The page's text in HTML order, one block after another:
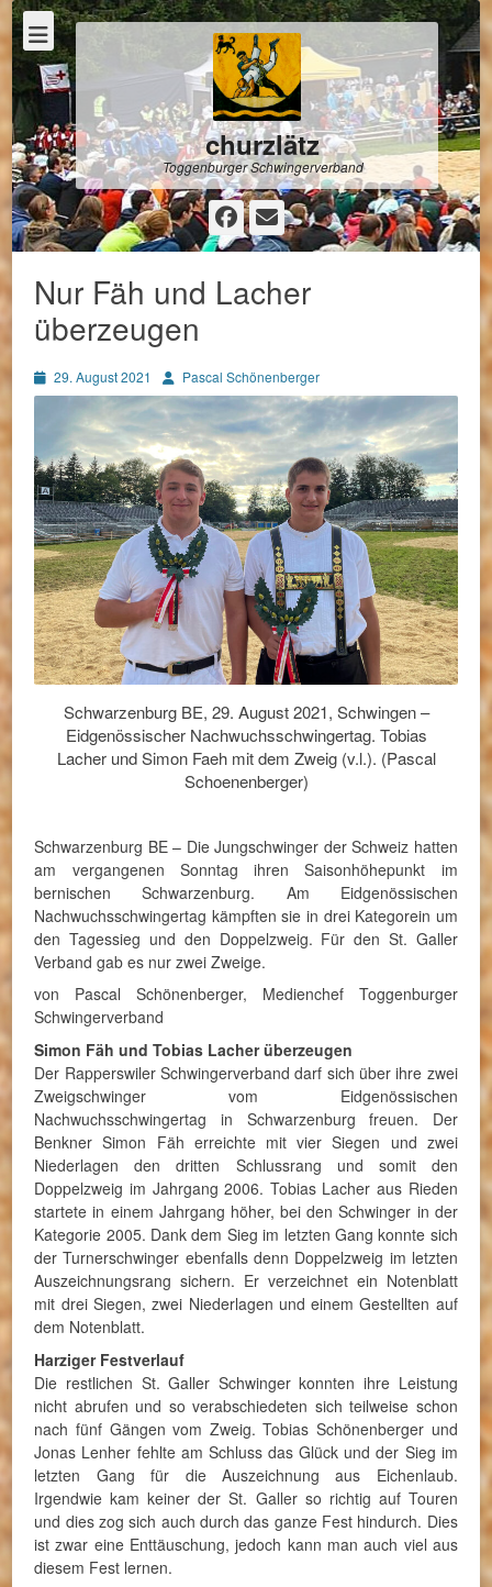
churzlätz
Toggenburger Schwingerverband
Facebook
E-
Mail
Nur Fäh und Lacher
überzeugen
Posted
on
29. August 2021 AutorPascal Schönenberger
Schwarzenburg BE, 29. August 2021, Schwingen –
Eidgenössischer Nachwuchsschwingertag. Tobias
Lacher und Simon Faeh mit dem Zweig (v.l.). (Pascal
Schoenenberger)
Schwarzenburg BE – Die Jungschwinger der Schweiz hatten
am vergangenen Sonntag ihren Saisonhöhepunkt im
bernischen Schwarzenburg. Am Eidgenössischen
Nachwuchsschwingertag kämpften sie in drei Kategorein um
den Tagessieg und den Doppelzweig. Für den St. Galler
Verband gab es nur zwei Zweige.
von Pascal Schönenberger, Medienchef Toggenburger
Schwingerverband
Simon Fäh und Tobias Lacher überzeugen
Der Rapperswiler Schwingerverband darf sich über ihre zwei
Zweigschwinger vom Eidgenössischen
Nachwuchsschwingertag in Schwarzenburg freuen. Der
Benkner Simon Fäh erreichte mit vier Siegen und zwei
Niederlagen den dritten Schlussrang und somit den
Doppelzweig im Jahrgang 2006. Tobias Lacher aus Rieden
startete in einem Jahrgang höher, bei den Schwinger in der
Kategorie 2005. Dank dem Sieg im letzten Gang konnte sich
der Turnerschwinger ebenfalls denn Doppelzweig im letzten
Auszeichnungsrang sichern. Er verzeichnet ein Notenblatt
mit drei Siegen, zwei Niederlagen und einem Gestellten auf
dem Notenblatt.
Harziger Festverlauf
Die restlichen St. Galler Schwinger konnten ihre Leistung
nicht abrufen und so verabschiedeten sich teilweise schon
nach fünf Gängen vom Zweig. Tobias Schönenberger und
Jonas Lenher fehlte am Schluss das Glück und der Sieg im
letzten Gang für die Auszeichnung aus Eichenlaub.
Irgendwie kam keiner der St. Galler so richtig auf Touren
und dies zog sich auch durch das ganze Fest hindurch. Dies
ist zwar eine Enttäuschung, jedoch kann man auch viel aus
diesem Fest lernen.